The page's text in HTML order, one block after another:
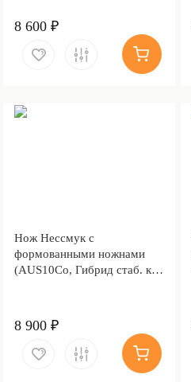
8 600 ₽
Нож Нессмук с
формованными ножнами
(AUS10Co, Гибрид стаб. кап
8 900 ₽